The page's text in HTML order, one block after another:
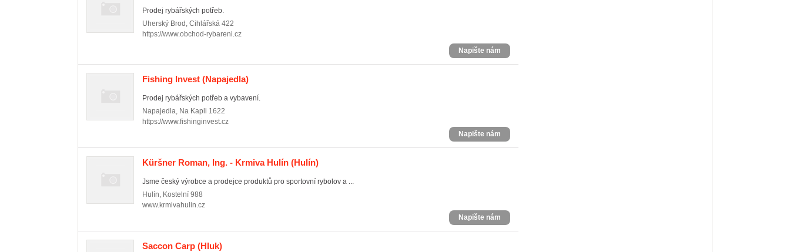
Prodej rybářských potřeb.
Uherský Brod , Cihlářská 422
https://www.obchod-rybareni.cz
Napište nám
Fishing Invest (Napajedla)
Prodej rybářských potřeb a vybavení.
Napajedla, Na Kapli 1622
https://www.fishinginvest.cz
Napište nám
Küršner Roman, Ing. - Krmiva Hulín (Hulín)
Jsme český výrobce a prodejce produktů pro sportovní rybolov a ...
Hulín, Kostelní 988
www.krmivahulin.cz
Napište nám
Saccon Carp (Hluk)